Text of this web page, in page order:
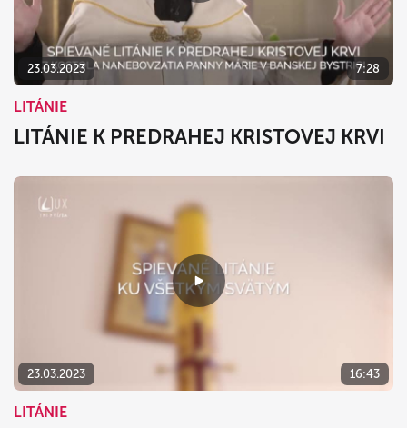
23.03.2023 7:28
LITÁNIE
LITÁNIE K PREDRAHEJ KRISTOVEJ KRVI
23.03.2023 16:43
LITÁNIE